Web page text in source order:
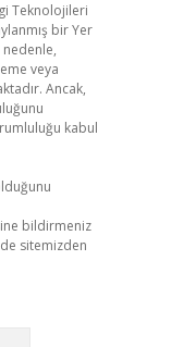
Teknolojileri
bir Yer
nedenle,
veya
Ancak,
kabul
bildirmeniz
sitemizden